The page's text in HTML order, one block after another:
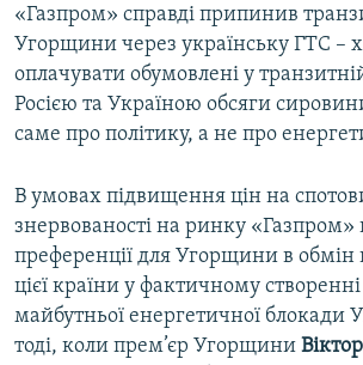
«Газпром» справді припинив
Угорщини через українську ГТС –
оплачувати обумовлені у
Росією та Україною обсяги
саме про політику, а не про
В умовах підвищення цін на
знервованості на ринку «Газпром»
преференції для Угорщини в обмін
цієї країни у фактичному
майбутньої енергетичної блокади
тоді, коли прем’єр Угорщини